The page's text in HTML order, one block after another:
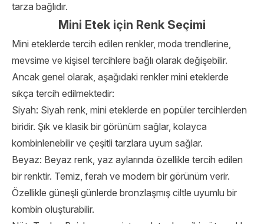
tarza bağlıdır.
Mini Etek için Renk Seçimi
Mini eteklerde tercih edilen renkler, moda trendlerine,
mevsime ve kişisel tercihlere bağlı olarak değişebilir.
Ancak genel olarak, aşağıdaki renkler mini eteklerde
sıkça tercih edilmektedir:
Siyah: Siyah renk, mini eteklerde en popüler tercihlerden
biridir. Şık ve klasik bir görünüm sağlar, kolayca
kombinlenebilir ve çeşitli tarzlara uyum sağlar.
Beyaz: Beyaz renk, yaz aylarında özellikle tercih edilen
bir renktir. Temiz, ferah ve modern bir görünüm verir.
Özellikle güneşli günlerde bronzlaşmış ciltle uyumlu bir
kombin oluşturabilir.